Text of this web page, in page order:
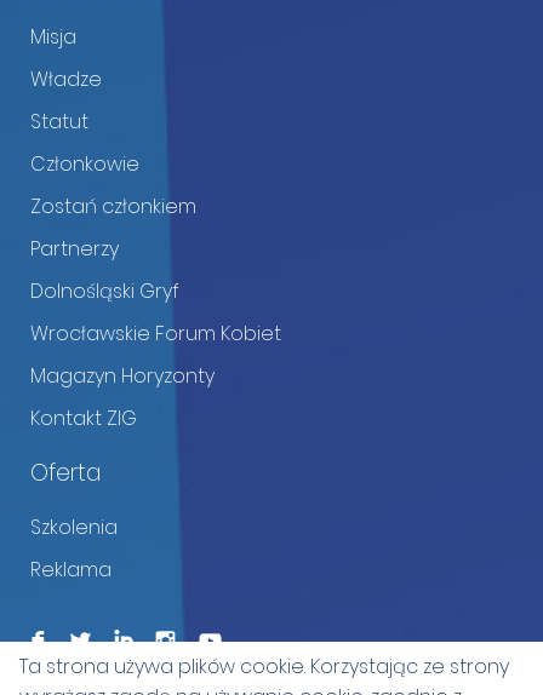
Misja
Władze
Statut
Członkowie
Zostań członkiem
Partnerzy
Dolnośląski Gryf
Wrocławskie Forum Kobiet
Magazyn Horyzonty
Kontakt ZIG
Oferta
Szkolenia
Reklama
F L I I
Ta strona używa plików cookie. Korzystając ze strony